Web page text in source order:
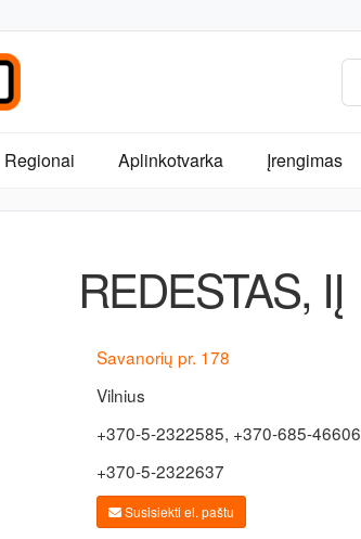
Regionai Aplinkotvarka Įrengimas
REDESTAS, IĮ
Savanorių pr. 178
Vilnius
+370-5-2322585, +370-685-46606
+370-5-2322637
Susisiekti el. paštu